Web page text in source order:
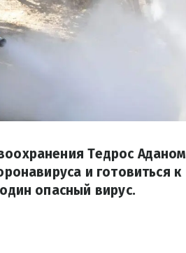
Тедрос Аданом
и готовиться к
опасный вирус.